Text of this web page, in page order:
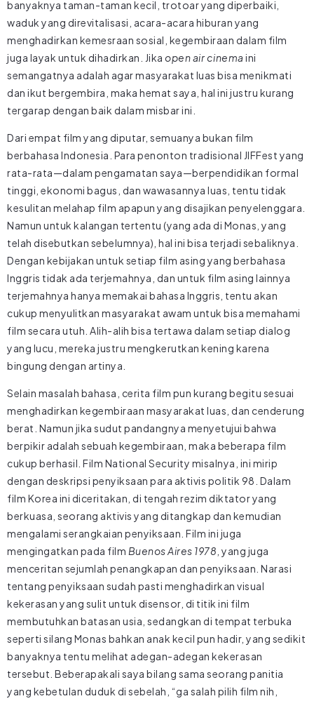
banyaknya taman-taman kecil, trotoar yang diperbaiki,
waduk yang direvitalisasi, acara-acara hiburan yang
menghadirkan kemesraan sosial, kegembiraan dalam film
juga layak untuk dihadirkan. Jika open air cinema ini
semangatnya adalah agar masyarakat luas bisa menikmati
dan ikut bergembira, maka hemat saya, hal ini justru kurang
tergarap dengan baik dalam misbar ini.
Dari empat film yang diputar, semuanya bukan film
berbahasa Indonesia. Para penonton tradisional JIFFest yang
rata-rata—dalam pengamatan saya—berpendidikan formal
tinggi, ekonomi bagus, dan wawasannya luas, tentu tidak
kesulitan melahap film apapun yang disajikan penyelenggara.
Namun untuk kalangan tertentu (yang ada di Monas, yang
telah disebutkan sebelumnya), hal ini bisa terjadi sebaliknya.
Dengan kebijakan untuk setiap film asing yang berbahasa
Inggris tidak ada terjemahnya, dan untuk film asing lainnya
terjemahnya hanya memakai bahasa Inggris, tentu akan
cukup menyulitkan masyarakat awam untuk bisa memahami
film secara utuh. Alih-alih bisa tertawa dalam setiap dialog
yang lucu, mereka justru mengkerutkan kening karena
bingung dengan artinya.
Selain masalah bahasa, cerita film pun kurang begitu sesuai
menghadirkan kegembiraan masyarakat luas, dan cenderung
berat. Namun jika sudut pandangnya menyetujui bahwa
berpikir adalah sebuah kegembiraan, maka beberapa film
cukup berhasil. Film National Security misalnya, ini mirip
dengan deskripsi penyiksaan para aktivis politik 98. Dalam
film Korea ini diceritakan, di tengah rezim diktator yang
berkuasa, seorang aktivis yang ditangkap dan kemudian
mengalami serangkaian penyiksaan. Film ini juga
mengingatkan pada film Buenos Aires 1978 , yang juga
menceritan sejumlah penangkapan dan penyiksaan. Narasi
tentang penyiksaan sudah pasti menghadirkan visual
kekerasan yang sulit untuk disensor, di titik ini film
membutuhkan batasan usia, sedangkan di tempat terbuka
seperti silang Monas bahkan anak kecil pun hadir, yang sedikit
banyaknya tentu melihat adegan-adegan kekerasan
tersebut. Beberapakali saya bilang sama seorang panitia
yang kebetulan duduk di sebelah, “ga salah pilih film nih,